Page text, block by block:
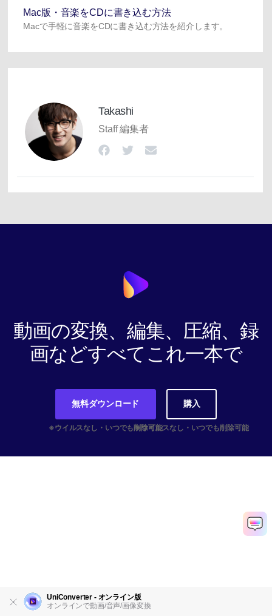
Mac版・音楽をCDに書き込む方法
Macで手軽に音楽をCDに書き込む方法を紹介します。
Takashi
Staff 編集者
動画の変換、編集、圧縮、録
画などすべてこれ一本で
無料ダウンロード 購入
UniConverter - オンライン版
オンラインで動画/音声/画像変換